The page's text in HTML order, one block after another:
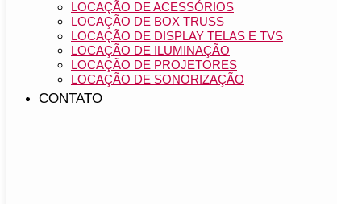
LOCAÇÃO DE ACESSÓRIOS
LOCAÇÃO DE BOX TRUSS
LOCAÇÃO DE DISPLAY TELAS E TVS
LOCAÇÃO DE ILUMINAÇÃO
LOCAÇÃO DE PROJETORES
LOCAÇÃO DE SONORIZAÇÃO
CONTATO